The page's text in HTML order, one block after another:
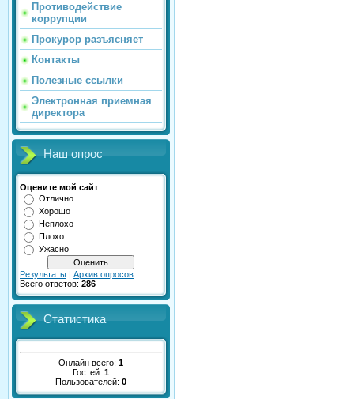
Противодействие
коррупции
Прокурор разъясняет
Контакты
Полезные ссылки
Электронная приемная
директора
Наш опрос
Оцените мой сайт
Отлично
Хорошо
Неплохо
Плохо
Ужасно
Результаты | Архив опросов
Всего ответов: 286
Статистика
Онлайн всего: 1
Гостей: 1
Пользователей: 0